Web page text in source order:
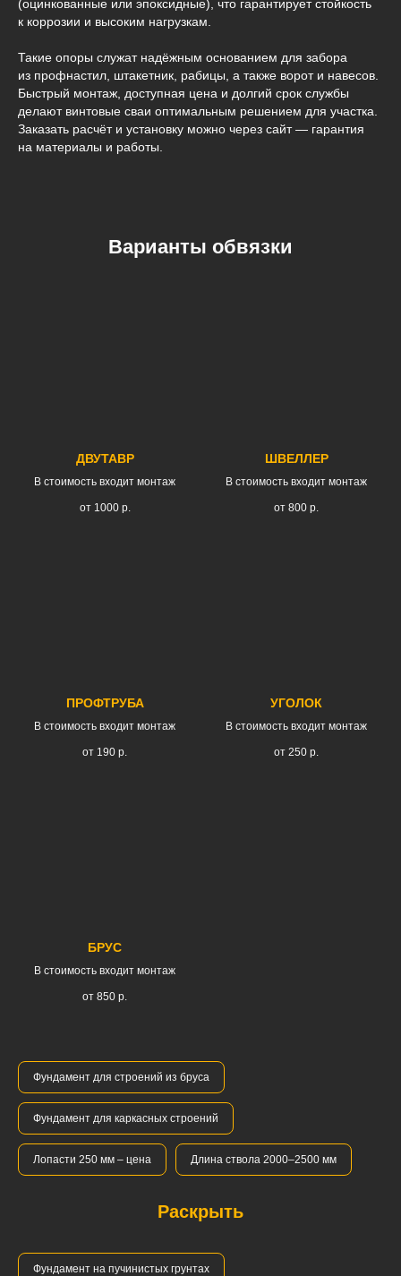
(оцинкованные или эпоксидные), что гарантирует стойкость
к коррозии и высоким нагрузкам.
Такие опоры служат надёжным основанием для забора
из профнастил, штакетник, рабицы, а также ворот и навесов.
Быстрый монтаж, доступная цена и долгий срок службы
делают винтовые сваи оптимальным решением для участка.
Заказать расчёт и установку можно через сайт — гарантия
на материалы и работы.
Варианты обвязки
ДВУТАВР
В стоимость входит монтаж
от 1000 р.
ШВЕЛЛЕР
В стоимость входит монтаж
от 800 р.
ПРОФТРУБА
В стоимость входит монтаж
от 190 р.
УГОЛОК
В стоимость входит монтаж
от 250 р.
БРУС
В стоимость входит монтаж
от 850 р.
Фундамент для строений из бруса
Фундамент для каркасных строений
Лопасти 250 мм – цена Длина ствола 2000–2500 мм
Раскрыть
Фундамент на пучинистых грунтах